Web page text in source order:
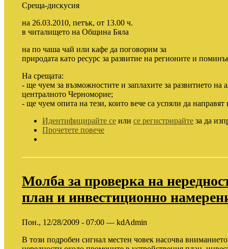
Среща-дискусия
на 26.03.2010, петък, от 13.00 ч.
в читалището на Община Бяла
на по чаша чай или кафе да поговорим за
природата като ресурс за развитие на регионите и
На срещата:
- ще чуем за възможностите и заплахите за развитието на
централното Черноморие;
- ще чуем опита на тези, които вече са успяли да направят
Идентифицирайте се или се регистрирайте за да
Прочетете повече
Молба за проверка на
план и инвестиционно
Пон., 12/28/2009 - 07:00 — kdAdmin
В този подробен сигнал местен човек насочва